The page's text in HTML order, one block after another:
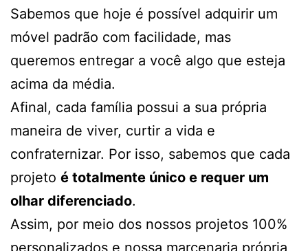
Sabemos que hoje é possível adquirir um
móvel padrão com facilidade, mas
queremos entregar a você algo que esteja
acima da média.
Afinal, cada família possui a sua própria
maneira de viver, curtir a vida e
confraternizar. Por isso, sabemos que cada
projeto é totalmente único e requer um
olhar diferenciado.
Assim, por meio dos nossos projetos 100%
personalizados e nossa marcenaria própria,